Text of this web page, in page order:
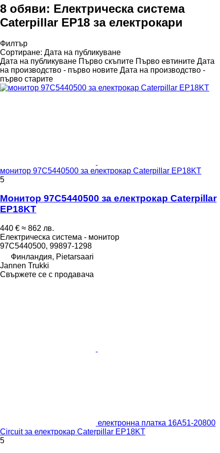
8 обяви: Електрическа система
Caterpillar EP18 за електрокари
Филтър
Сортиране: Дата на публикуване
Дата на публикуване Първо скъпите Първо евтините Дата
на производство - първо новите Дата на производство -
първо старите
монитор 97C5440500 за електрокар Caterpillar EP18KT
5
Монитор 97C5440500 за електрокар Caterpillar
EP18KT
440 € ≈ 862 лв.
Електрическа система - монитор
97C5440500, 99897-1298
Финландия, Pietarsaari
Jannen Trukki
Свържете се с продавача
електронна платка 16A51-20800
Circuit за електрокар Caterpillar EP18KT
5